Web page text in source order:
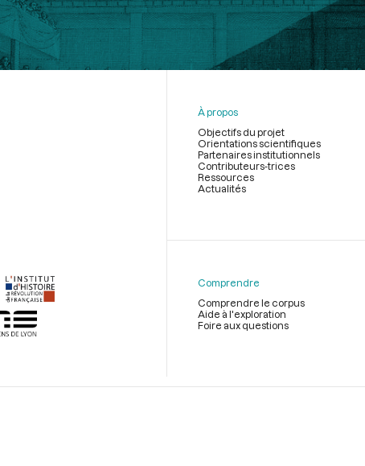
page
À propos
Objectifs du projet
Orientations scientifiques
Partenaires institutionnels
Contributeurs-trices
Ressources
Actualités
Comprendre
Comprendre le corpus
Aide à l'exploration
Foire aux questions